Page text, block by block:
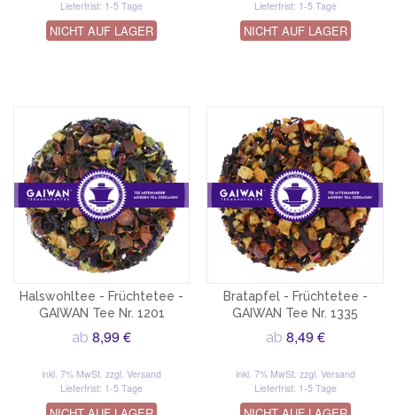
Lieferfrist: 1-5 Tage
NICHT AUF LAGER
Lieferfrist: 1-5 Tage
NICHT AUF LAGER
Halswohltee - Früchtetee -
GAIWAN Tee Nr. 1201
ab8,99 €
inkl. 7% MwSt.zzgl. Versand
Lieferfrist: 1-5 Tage
Bratapfel - Früchtetee -
GAIWAN Tee Nr. 1335
ab 8,49 €
inkl. 7% MwSt. zzgl. Versand
Lieferfrist: 1-5 Tage